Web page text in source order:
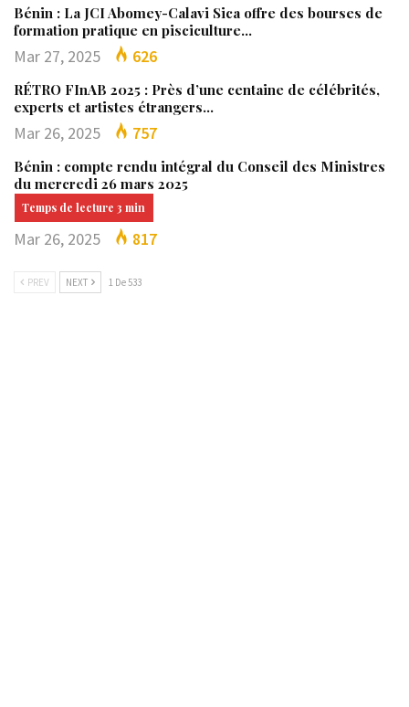
Bénin : La JCI Abomey-Calavi Sica offre des bourses de
formation pratique en pisciculture…
Mar 27, 2025 626
RÉTRO FInAB 2025 : Près d’une centaine de célébrités,
experts et artistes étrangers…
Mar 26, 2025 757
Bénin : compte rendu intégral du Conseil des Ministres
du mercredi 26 mars 2025
Mar 26, 2025 817
PREV NEXT 1 De 533